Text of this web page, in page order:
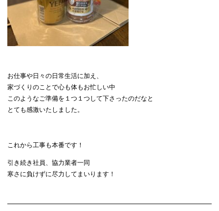
お仕事や日々の日常生活に加え、
家づくりのことで心も体もお忙しい中
このようなご準備を１つ１つして下さったのだなと
とても感激いたしました。
これから工事も本番です！
引き続き社員、協力業者一同
寒さに負けずに尽力してまいります！